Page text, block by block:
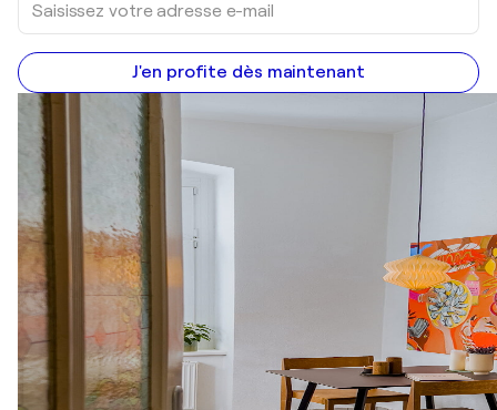
J'en profite dès maintenant